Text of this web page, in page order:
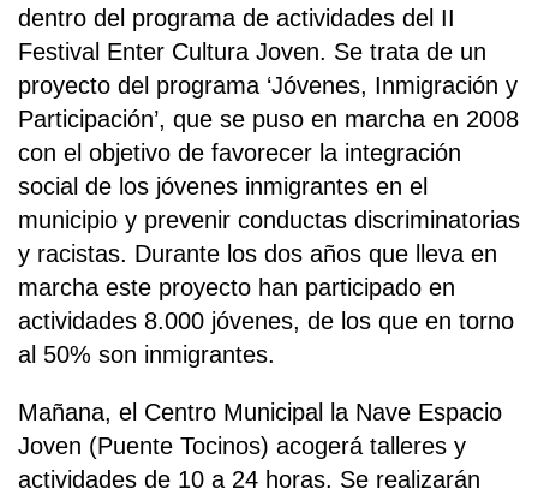
dentro del programa de actividades del II
Festival Enter Cultura Joven. Se trata de un
proyecto del programa ‘Jóvenes, Inmigración y
Participación’, que se puso en marcha en 2008
con el objetivo de favorecer la integración
social de los jóvenes inmigrantes en el
municipio y prevenir conductas discriminatorias
y racistas. Durante los dos años que lleva en
marcha este proyecto han participado en
actividades 8.000 jóvenes, de los que en torno
al 50% son inmigrantes.
Mañana, el Centro Municipal la Nave Espacio
Joven (Puente Tocinos) acogerá talleres y
actividades de 10 a 24 horas. Se realizarán